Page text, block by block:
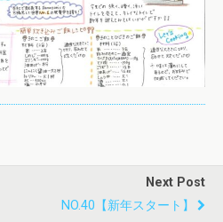
Next Post
NO.40【新年スタート】